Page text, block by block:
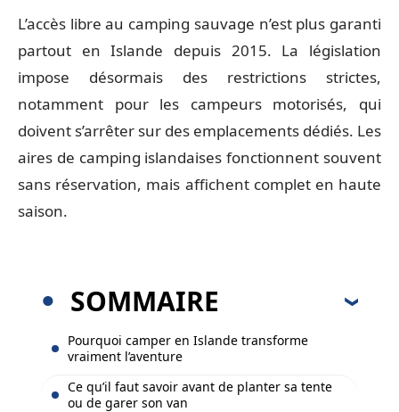
L’accès libre au camping sauvage n’est plus garanti
partout en Islande depuis 2015. La législation
impose désormais des restrictions strictes,
notamment pour les campeurs motorisés, qui
doivent s’arrêter sur des emplacements dédiés. Les
aires de camping islandaises fonctionnent souvent
sans réservation, mais affichent complet en haute
saison.
SOMMAIRE
Pourquoi camper en Islande transforme
vraiment l’aventure
Ce qu’il faut savoir avant de planter sa tente
ou de garer son van